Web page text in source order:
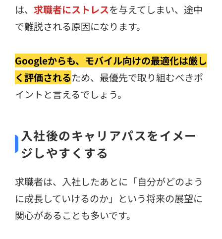
は、 求職者にストレスを与えてしまい、途中
で離脱される原因になります。
Googleからも、モバイル向けの最適化は厳し
く評価されるため、最優先で取り組むべきポ
イントと言えるでしょう。
入社後のキャリアパスをイメー
ジしやすくする
求職者は、入社したあとに「自分がどのよう
に成長していけるのか」という将来の展望に
関心があることも多いです。